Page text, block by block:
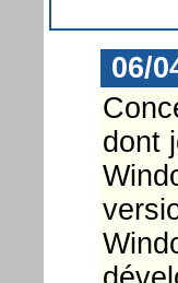
06/
dont